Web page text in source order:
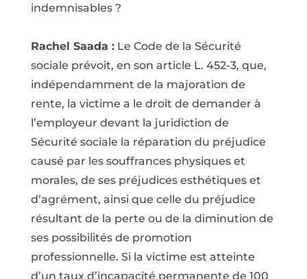
indemnisables ?
Rachel Saada :Le Code de la Sécurité
sociale prévoit, en son article L. 452-3, que,
indépendamment de la majoration de
rente, la victime a le droit de demander à
l’employeur devant la juridiction de
Sécurité sociale la réparation du préjudice
causé par les souffrances physiques et
morales, de ses préjudices esthétiques et
d’agrément, ainsi que celle du préjudice
résultant de la perte ou de la diminution de
ses possibilités de promotion
professionnelle. Si la victime est atteinte
d’un taux d’incapacité permanente de 100